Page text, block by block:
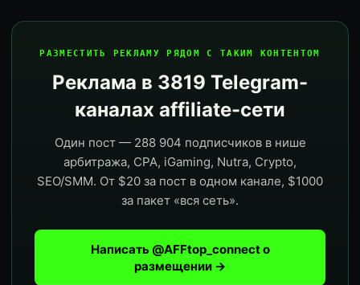
РАЗМЕСТИТЬ РЕКЛАМУ РЯДОМ С ТАКИМ КОНТЕНТОМ
Реклама в 3819 Telegram-
каналах affiliate-сети
Один пост — 288 904 подписчиков в нише
арбитража, CPA, iGaming, Nutra, Crypto,
SEO/SMM. От $20 за пост в одном канале, $1000
за пакет «вся сеть».
Написать @AFFtop_connect о
размещении →